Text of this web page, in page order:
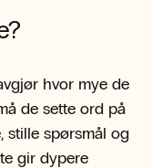
hvor mye de
de sette ord på
stille spørsmål og
gir dypere